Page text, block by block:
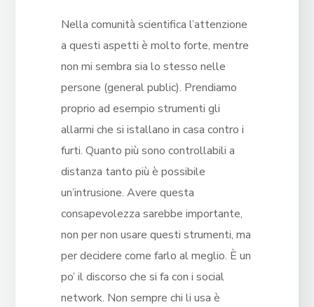
Nella comunità scientifica l’attenzione
a questi aspetti è molto forte, mentre
non mi sembra sia lo stesso nelle
persone (general public). Prendiamo
proprio ad esempio strumenti gli
allarmi che si istallano in casa contro i
furti. Quanto più sono controllabili a
distanza tanto più è possibile
un’intrusione. Avere questa
consapevolezza sarebbe importante,
non per non usare questi strumenti, ma
per decidere come farlo al meglio. È un
po’ il discorso che si fa con i social
network. Non sempre chi li usa è